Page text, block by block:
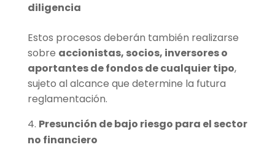
diligencia
Estos procesos deberán también realizarse
sobre accionistas, socios, inversores o
aportantes de fondos de cualquier tipo,
sujeto al alcance que determine la futura
reglamentación.
Presunción de bajo riesgo para el sector
no financiero